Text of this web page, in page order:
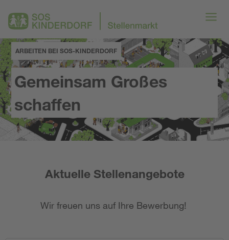
ARBEITEN BEI SOS-KINDERDORF
Gemeinsam Großes
schaffen
Aktuelle Stellenangebote
Wir freuen uns auf Ihre Bewerbung!